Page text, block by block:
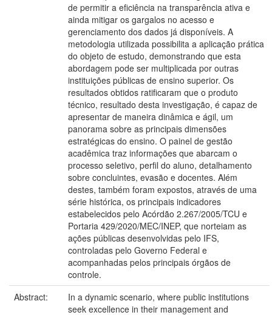
de permitir a eficiência na transparência ativa e
ainda mitigar os gargalos no acesso e
gerenciamento dos dados já disponíveis. A
metodologia utilizada possibilita a aplicação prática
do objeto de estudo, demonstrando que esta
abordagem pode ser multiplicada por outras
instituições públicas de ensino superior. Os
resultados obtidos ratificaram que o produto
técnico, resultado desta investigação, é capaz de
apresentar de maneira dinâmica e ágil, um
panorama sobre as principais dimensões
estratégicas do ensino. O painel de gestão
acadêmica traz informações que abarcam o
processo seletivo, perfil do aluno, detalhamento
sobre concluintes, evasão e docentes. Além
destes, também foram expostos, através de uma
série histórica, os principais indicadores
estabelecidos pelo Acórdão 2.267/2005/TCU e
Portaria 429/2020/MEC/INEP, que norteiam as
ações públicas desenvolvidas pelo IFS,
controladas pelo Governo Federal e
acompanhadas pelos principais órgãos de
controle.
Abstract:
In a dynamic scenario, where public institutions
seek excellence in their management and